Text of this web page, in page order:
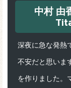
中村 由
深夜に急な発熱
不安だと思いま
を作りました。